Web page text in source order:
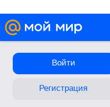
Войти
Регистрация